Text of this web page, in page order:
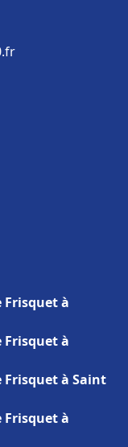
à
à
à Saint
à